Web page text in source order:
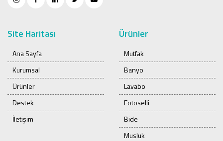
Site Haritası
Ana Sayfa
Kurumsal
Ürünler
Destek
İletişim
Ürünler
Mutfak
Banyo
Lavabo
Fotoselli
Bide
Musluk